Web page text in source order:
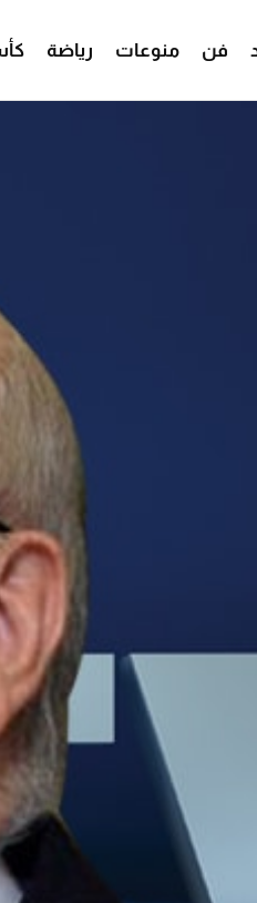
فن منوعات رياضة